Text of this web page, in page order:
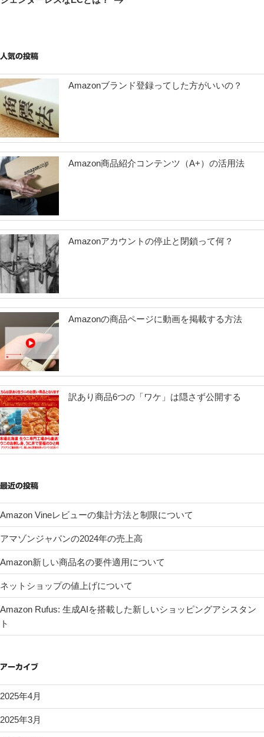
ン
人気の投稿
Amazonブランド登録ってした方がいいの？
Amazon商品紹介コンテンツ（A+）の活用法
Amazonアカウントの停止と閉鎖って何？
Amazonの商品ページに動画を掲載する方法
訳あり商品6つの「ワケ」は隠さず公開する
最近の投稿
Amazon Vineレビューの集計方法と制限について
アマゾンジャパンの2024年の売上高
Amazon新しい商品名の要件適用について
ネットショップの値上げについて
Amazon Rufus: 生成AIを搭載した新しいショッピングアシスタン
ト
アーカイブ
2025年4月
2025年3月